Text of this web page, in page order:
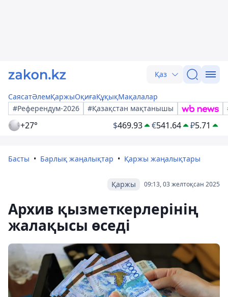
Қаз
СаясатӘлемҚаржыОқиғаҚұқықМақалалар
#Референдум-2026
#Қазақстан мақтанышы
+27° $469.93 €541.64 ₽5.71
Басты Барлық жаңалықтар Қаржы жаңалықтары
09:13, 03 желтоқсан 2025
Қаржы
Архив қызметкерлерінің
жалақысы өседі